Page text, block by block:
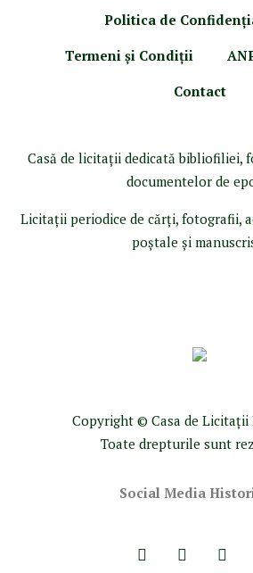
Politica de Confidenţ
Termeni şi Condiţii
Contact
Casă de licitaţii dedicată bibliofiliei,
documentelor de
Licitaţii periodice de cărţi, fotografii,
poştale şi
Copyright © Casa de Licitaţii
Toate drepturile sunt
Social Media